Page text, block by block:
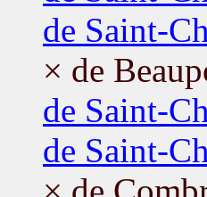
de Saint-
× de
de Saint-
de Saint-